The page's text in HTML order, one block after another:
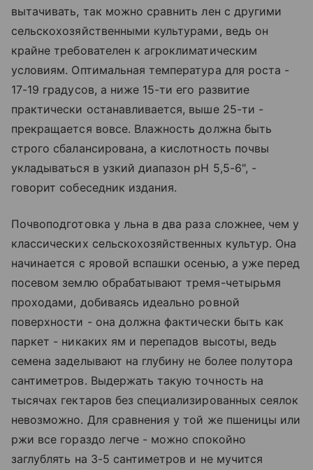
вытачивать, так можно сравнить лен с другими
сельскохозяйственными культурами, ведь он
крайне требователен к агроклиматическим
условиям. Оптимальная температура для роста -
17-19 градусов, а ниже 15-ти его развитие
практически останавливается, выше 25-ти -
прекращается вовсе. Влажность должна быть
строго сбалансирована, а кислотность почвы
укладываться в узкий диапазон pH 5,5-6", -
говорит собеседник издания.
Почвоподготовка у льна в два раза сложнее, чем у
классических сельскохозяйственных культур. Она
начинается с яровой вспашки осенью, а уже перед
посевом землю обрабатывают тремя-четырьмя
проходами, добиваясь идеально ровной
поверхности - она должна фактически быть как
паркет - никаких ям и перепадов высоты, ведь
семена заделывают на глубину не более полутора
сантиметров. Выдержать такую точность на
тысячах гектаров без специализированных сеялок
невозможно. Для сравнения у той же пшеницы или
ржи все гораздо легче - можно спокойно
заглублять на 3-5 сантиметров и не мучится